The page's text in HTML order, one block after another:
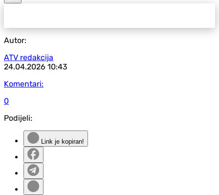
Autor:
ATV redakcija
24.04.2026 10:43
Komentari:
0
Podijeli:
Link je kopiran!